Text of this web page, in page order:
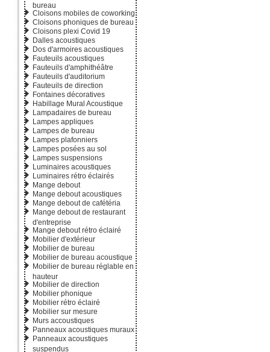
bureau
Cloisons mobiles de coworking
Cloisons phoniques de bureau
Cloisons plexi Covid 19
Dalles acoustiques
Dos d'armoires acoustiques
Fauteuils acoustiques
Fauteuils d'amphithéâtre
Fauteuils d'auditorium
Fauteuils de direction
Fontaines décoratives
Habillage Mural Acoustique
Lampadaires de bureau
Lampes appliques
Lampes de bureau
Lampes plafonniers
Lampes posées au sol
Lampes suspensions
Luminaires acoustiques
Luminaires rétro éclairés
Mange debout
Mange debout acoustiques
Mange debout de cafétéria
Mange debout de restaurant
d'entreprise
Mange debout rétro éclairé
Mobilier d'extérieur
Mobilier de bureau
Mobilier de bureau acoustique
Mobilier de bureau réglable en
hauteur
Mobilier de direction
Mobilier phonique
Mobilier rétro éclairé
Mobilier sur mesure
Murs accoustiques
Panneaux acoustiques muraux
Panneaux acoustiques
suspendus